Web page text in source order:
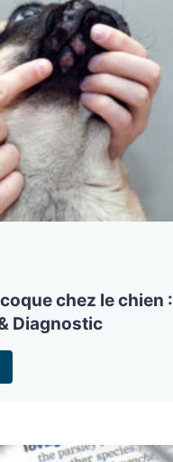
chez le chien :
Diagnostic